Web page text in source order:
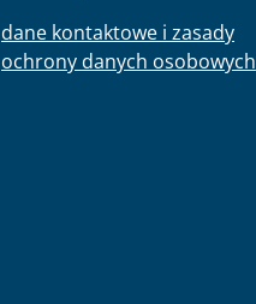
dane kontaktowe i zasady
ochrony danych osobowych